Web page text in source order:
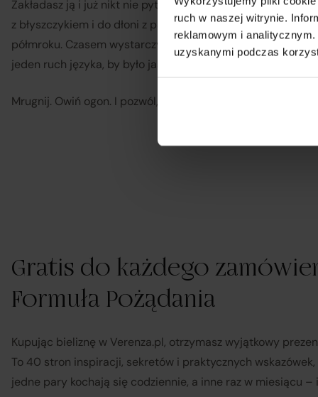
ruch w naszej witrynie.
reklamowym i
uzyskanymi podczas
Zakładasz ją i już nikt nie pyta, kim jesteś – tylko, czego
z błyszczykiem i do dłoni z pazurem. Robi wrażenie w
półmroku. Czasem wystarczy jeden detal, by z przestrzeni
jeden ruch języka, by było jasne, kto w niej reżyseruje.
Mrugnij. Owiń ogon. I pozwól, by noc zrobiła swoje.
Gratis do każdego
Formuła Pożądania
Kupując bieliznę w Verenza.pl, otrzymasz wyjątkowy
To 40 stron inspiracji, sekretów i praktycznych
jedne pary kochają się codziennie, a inne raz w miesiącu